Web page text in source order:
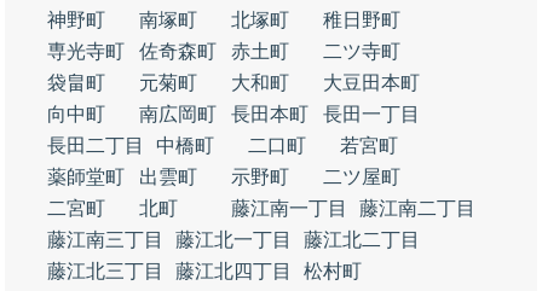
神野町
南塚町 北塚町
稚日野町
専光寺町
佐奇森町 赤土町
二ツ寺町
袋畠町
元菊町 大和町
大豆田本町
向中町
南広岡町 長田本町
長田一丁目
長田二丁目
中橋町 二口町
若宮町
薬師堂町
出雲町 示野町
二ツ屋町
二宮町
北町 藤江南一丁目
藤江南二丁目
藤江南三丁目
藤江北一丁目
藤江北二丁目
藤江北三丁目
藤江北四丁目
松村町